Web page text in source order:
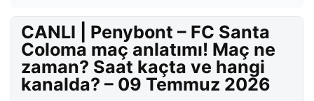
CANLI | Penybont – FC Santa
Coloma maç anlatımı! Maç ne
zaman? Saat kaçta ve hangi
kanalda? – 09 Temmuz 2026